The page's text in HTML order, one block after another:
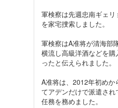
軍検察は先週忠南ギェ
を家宅捜索しました。
軍検察はA准将が清海部
横流し高級洋酒などを
ったと伝えられました。
A准将は、2012年初め
てアデンだけで派遣さ
任務を務めました。